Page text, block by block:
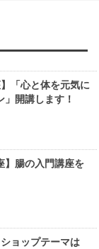
「心と体を元気に
開講します！
】腸の入門講座を
ョップテーマは